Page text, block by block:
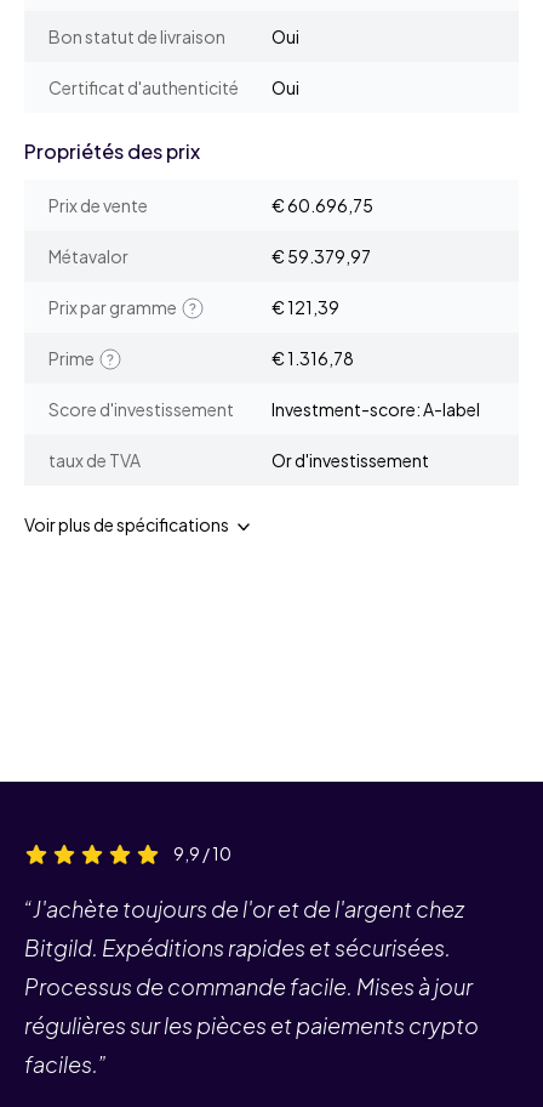
Bon statut de livraison Oui
Certificat d'authenticité Oui
Propriétés des prix
Prix de vente € 60.696,75
Métavalor € 59.379,97
Prix par gramme € 121,39
Prime € 1.316,78
Score d'investissement Investment-score: A-label
taux de TVA Or d'investissement
Voir plus de spécifications
9,9 / 10
“J'achète toujours de l'or et de l'argent chez
Bitgild. Expéditions rapides et sécurisées.
Processus de commande facile. Mises à jour
régulières sur les pièces et paiements crypto
faciles.”